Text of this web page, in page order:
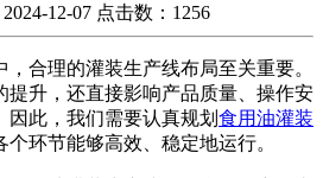
12-07 点击数： 1256
理的灌装生产线布局至关重要。
提升，还直接影响产品质量、操作安
此，我们需要认真规划 食用油灌装
个环节能够高效、稳定地运行。